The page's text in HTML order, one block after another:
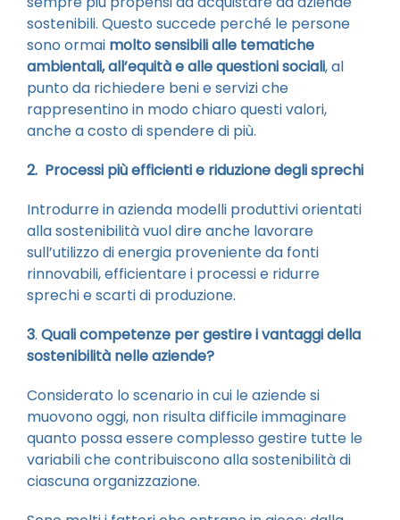
sostenibili. Questo succede perché le persone
sono ormai molto sensibili alle tematiche
ambientali, all’equità e alle questioni sociali, al
punto da richiedere beni e servizi che
rappresentino in modo chiaro questi valori,
anche a costo di spendere di più.
2. Processi più efficienti e riduzione degli sprechi
Introdurre in azienda modelli produttivi orientati
alla sostenibilità vuol dire anche lavorare
sull’utilizzo di energia proveniente da fonti
rinnovabili, efficientare i processi e ridurre
sprechi e scarti di produzione.
3. Quali competenze per gestire i vantaggi della
sostenibilità nelle aziende?
Considerato lo scenario in cui le aziende si
muovono oggi, non risulta difficile immaginare
quanto possa essere complesso gestire tutte le
variabili che contribuiscono alla sostenibilità di
ciascuna organizzazione.